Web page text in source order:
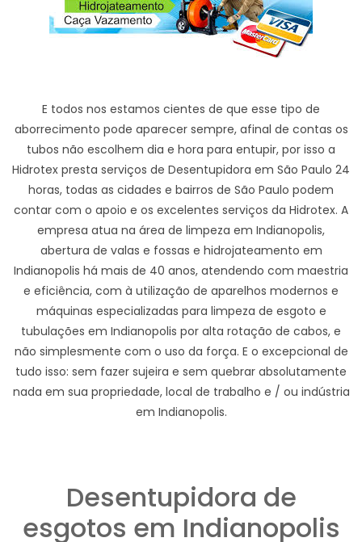
E todos nos estamos cientes de que esse tipo de
aborrecimento pode aparecer sempre, afinal de contas os
tubos não escolhem dia e hora para entupir, por isso a
Hidrotex presta serviços de Desentupidora em São Paulo 24
horas, todas as cidades e bairros de São Paulo podem
contar com o apoio e os excelentes serviços da Hidrotex. A
empresa atua na área de limpeza em Indianopolis,
abertura de valas e fossas e hidrojateamento em
Indianopolis há mais de 40 anos, atendendo com maestria
e eficiência, com à utilização de aparelhos modernos e
máquinas especializadas para limpeza de esgoto e
tubulações em Indianopolis por alta rotação de cabos, e
não simplesmente com o uso da força. E o excepcional de
tudo isso: sem fazer sujeira e sem quebrar absolutamente
nada em sua propriedade, local de trabalho e / ou indústria
em Indianopolis.
Desentupidora de
esgotos em Indianopolis